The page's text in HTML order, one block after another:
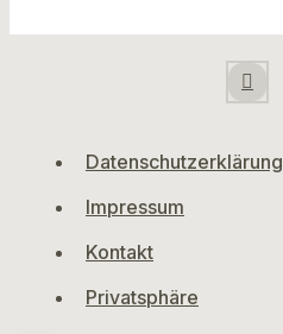
Datenschutzerklärung
Impressum
Kontakt
Privatsphäre